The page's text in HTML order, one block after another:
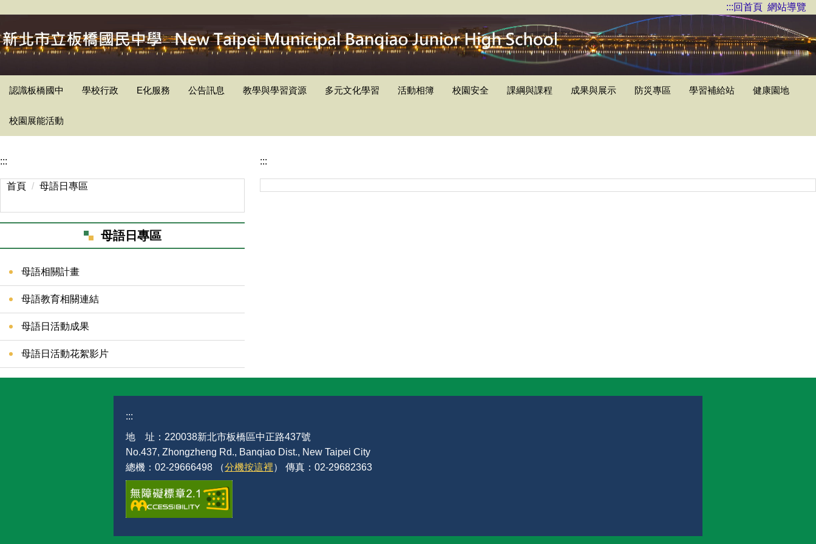
主
要
區
:::回首頁 網站導覽
認識板橋國中 學校行政 E化服務 公告訊息 教學與學習資源 多元文化學習 活動相簿 校園安全 課綱與課程 成果與展示 防災專區 學習補給站 健康園地
校園展能活動
:::
首頁 母語日專區
母語日專區
母語相關計畫
母語教育相關連結
母語日活動成果
母語日活動花絮影片
:::
:::
地 址：220038新北市板橋區中正路437號
No.437, Zhongzheng Rd., Banqiao Dist., New Taipei City
總機：02-29666498 （分機按這裡） 傳真：02-29682363